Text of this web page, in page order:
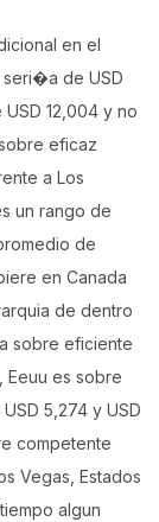
en el
seri�a de USD
12,004 y no
eficaz
a Los
un rango de
de
en Canada
de dentro
sobre eficiente
Eeuu es sobre
5,274 y USD
competente
Vegas, Estados
algun